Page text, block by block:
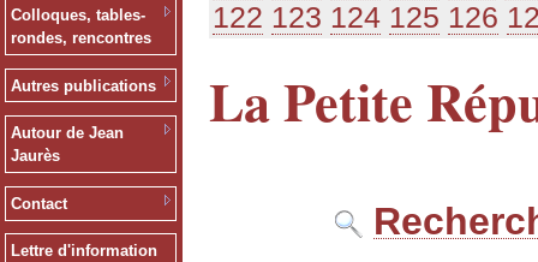
Colloques, tables-
rondes, rencontres
Autres publications
Autour de Jean
Jaurès
Contact
Lettre d'information
122 123 124 125 126
La Petite